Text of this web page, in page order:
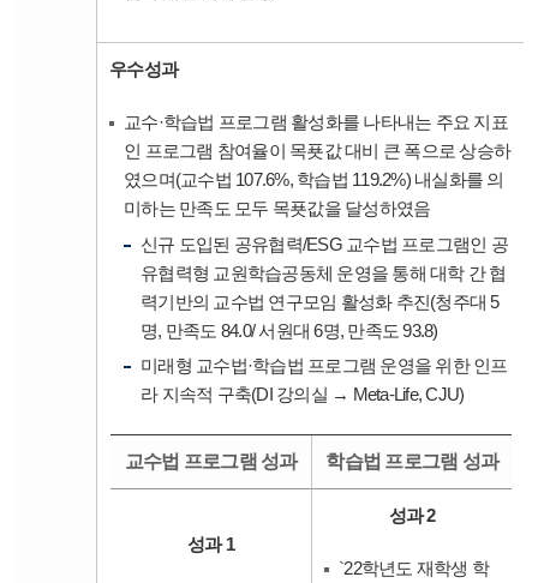
우수성과
교수·학습법 프로그램 활성화를 나타내는 주요 지표
인 프로그램 참여율이 목푯값 대비 큰 폭으로 상승하
였으며(교수법 107.6%, 학습법 119.2%) 내실화를 의
미하는 만족도 모두 목푯값을 달성하였음
신규 도입된 공유협력/ESG 교수법 프로그램인 공
유협력형 교원학습공동체 운영을 통해 대학 간 협
력기반의 교수법 연구모임 활성화 추진(청주대 5
명, 만족도 84.0/ 서원대 6명, 만족도 93.8)
미래형 교수법·학습법 프로그램 운영을 위한 인프
라 지속적 구축(DI 강의실 → Meta-Life, CJU)
교수법 프로그램 성과 학습법 프로그램 성과
성과 1
성과 2
`22학년도 재학생 학